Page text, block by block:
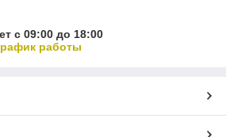
с 09:00 до 18:00
работы